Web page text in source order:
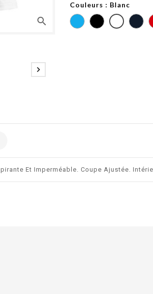
search

Couleurs : Blanc
Et Imperméable. Coupe Ajustée.